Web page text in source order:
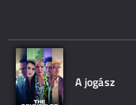
A jogász